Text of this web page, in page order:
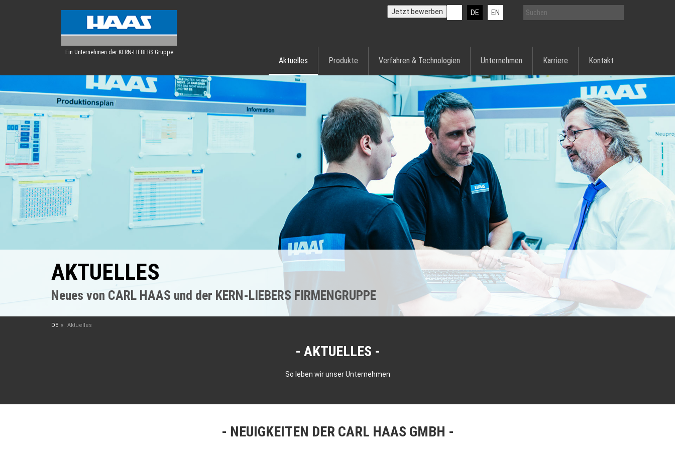
Ein Unternehmen der KERN-LIEBERS Gruppe
DE EN
Jetzt bewerben
Aktuelles Produkte Verfahren & Technologien Unternehmen Karriere Kontakt
AKTUELLES
Neues von CARL HAAS und der KERN-LIEBERS FIRMENGRUPPE
DE Aktuelles
AKTUELLES
So leben wir unser Unternehmen
NEUIGKEITEN DER CARL HAAS GMBH